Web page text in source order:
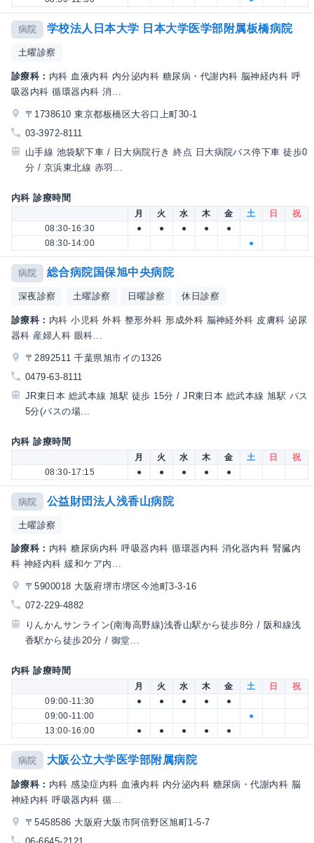
病院 学校法人日本大学 日本大学医学部附属板橋病院
土曜診察
診療科： 内科 血液内科 内分泌内科 糖尿病・代謝内科 脳神経内科 呼
吸器内科 循環器内科 消...
〒1738610 東京都板橋区大谷口上町30-1
03-3972-8111
山手線 池袋駅下車 / 日大病院行き 終点 日大病院バス停下車 徒歩0
分 / 京浜東北線 赤羽...
内科 診療時間
月 火 水 木 金 土 日
祝
08:30-16:30
● ● ● ●
●
08:30-14:00
●
病院 総合病院国保旭中央病院
深夜診察 土曜診察 日曜診察 休日診察
診療科： 内科 小児科 外科 整形外科 形成外科 脳神経外科 皮膚科 泌尿
器科 産婦人科 眼科...
〒2892511 千葉県旭市イの1326
0479-63-8111
JR東日本 総武本線 旭駅 徒歩 15分 / JR東日本 総武本線 旭駅 バス
5分(バスの場...
内科 診療時間
月 火 水 木 金 土 日
祝
08:30-17:15
● ● ● ● ●
病院 公益財団法人浅香山病院
土曜診察
診療科： 内科 糖尿病内科 呼吸器内科 循環器内科 消化器内科 腎臓内
科 神経内科 緩和ケア内...
〒5900018 大阪府堺市堺区今池町3-3-16
072-229-4882
りんかんサンライン(南海高野線)浅香山駅から徒歩8分 / 阪和線浅
香駅から徒歩20分 / 御堂...
内科 診療時間
月 火 水 木 金 土 日
祝
09:00-11:30
● ● ● ●
●
09:00-11:00
●
13:00-16:00
● ● ● ● ●
病院 大阪公立大学医学部附属病院
診療科： 内科 感染症内科 血液内科 内分泌内科 糖尿病・代謝内科 脳
神経内科 呼吸器内科 循...
〒5458586 大阪府大阪市阿倍野区旭町1-5-7